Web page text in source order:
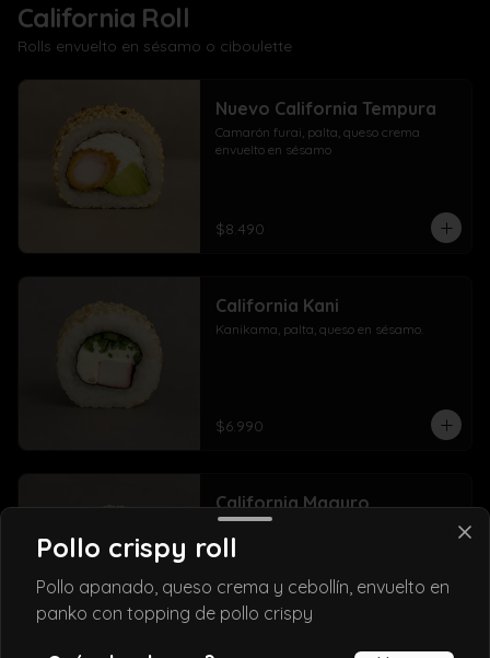
California Roll
Rolls envuelto en sésamo o ciboulette
Nuevo California Tempura
Camarón furai, palta, queso crema
envuelto en sésamo
$8.490
California Kani
Kanikama, palta, queso en sésamo.
$6.990
California Maguro
Atún, palta, queso crema y cebollín,
envuelto en sésamo o ciboulette.
$8.490
Pollo crispy roll
Pollo apanado, queso crema y cebollín, envuelto en
panko con topping de pollo crispy